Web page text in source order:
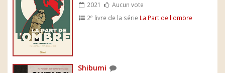
2021
Aucun vote
2e livre de la série La Part de l'ombre
Shibumi